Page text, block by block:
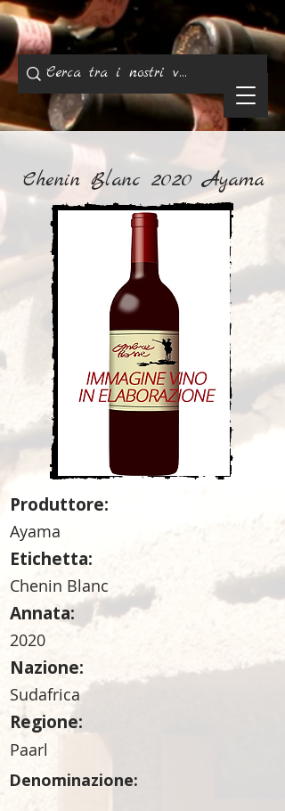
Chenin Blanc 2020 Ayama
Produttore:
Ayama
Etichetta:
Chenin Blanc
Annata:
2020
Nazione:
Sudafrica
Regione:
Paarl
Denominazione: